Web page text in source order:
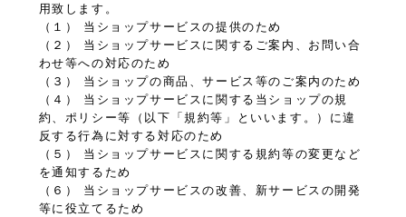
用致します。
（１） 当ショップサービスの提供のため
（２） 当ショップサービスに関するご案内、お問い合
わせ等への対応のため
（３） 当ショップの商品、サービス等のご案内のため
（４） 当ショップサービスに関する当ショップの規
約、ポリシー等（以下「規約等」といいます。）に違
反する行為に対する対応のため
（５） 当ショップサービスに関する規約等の変更など
を通知するため
（６） 当ショップサービスの改善、新サービスの開発
等に役立てるため